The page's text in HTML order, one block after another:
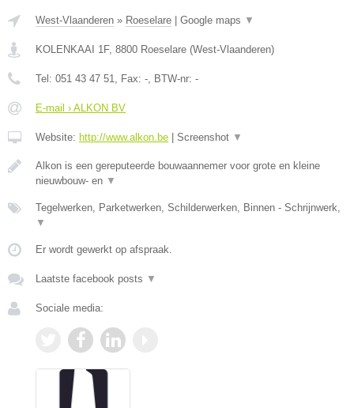
West-Vlaanderen » Roeselare | Google maps ▼
KOLENKAAI 1F, 8800 Roeselare (West-Vlaanderen)
Tel: 051 43 47 51 , Fax: - , BTW-nr: -
E-mail › ALKON BV
Website: http://www.alkon.be | Screenshot ▼
Alkon is een gereputeerde bouwaannemer voor grote en kleine
nieuwbouw- en ▼
Tegelwerken, Parketwerken, Schilderwerken, Binnen - Schrijnwerk,
▼
Er wordt gewerkt op afspraak.
Laatste facebook posts ▼
Sociale media: